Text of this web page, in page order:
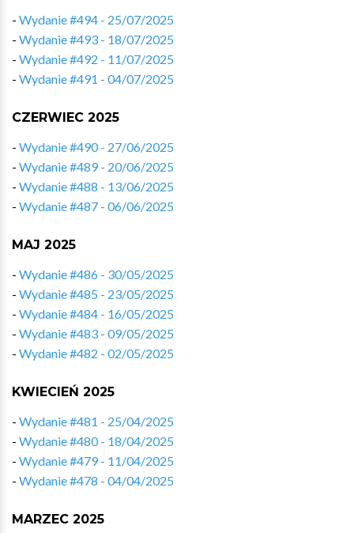
- Wydanie #494 - 25/07/2025
- Wydanie #493 - 18/07/2025
- Wydanie #492 - 11/07/2025
- Wydanie #491 - 04/07/2025
CZERWIEC 2025
- Wydanie #490 - 27/06/2025
- Wydanie #489 - 20/06/2025
- Wydanie #488 - 13/06/2025
- Wydanie #487 - 06/06/2025
MAJ 2025
- Wydanie #486 - 30/05/2025
- Wydanie #485 - 23/05/2025
- Wydanie #484 - 16/05/2025
- Wydanie #483 - 09/05/2025
- Wydanie #482 - 02/05/2025
KWIECIEŃ 2025
- Wydanie #481 - 25/04/2025
- Wydanie #480 - 18/04/2025
- Wydanie #479 - 11/04/2025
- Wydanie #478 - 04/04/2025
MARZEC 2025